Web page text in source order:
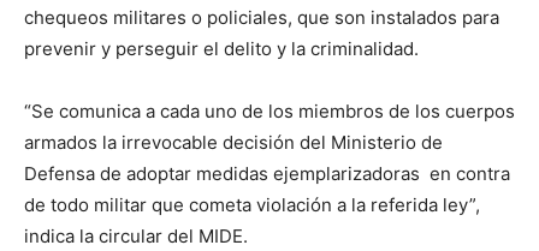
chequeos militares o policiales, que son instalados para
prevenir y perseguir el delito y la criminalidad.
“Se comunica a cada uno de los miembros de los cuerpos
armados la irrevocable decisión del Ministerio de
Defensa de adoptar medidas ejemplarizadoras en contra
de todo militar que cometa violación a la referida ley”,
indica la circular del MIDE.